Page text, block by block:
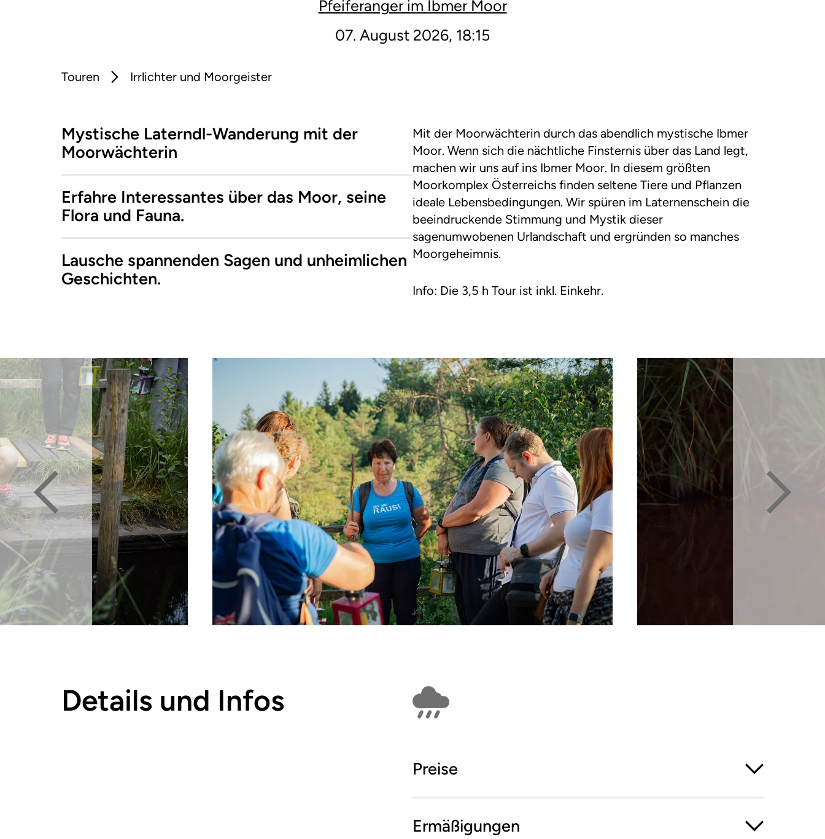
Pfeiferanger im Ibmer Moor
07. August 2026, 18:15
Touren Irrlichter und Moorgeister
Mystische Laterndl-Wanderung mit der
Moorwächterin
Erfahre Interessantes über das Moor, seine
Flora und Fauna.
Lausche spannenden Sagen und unheimlichen
Geschichten.
Mit der Moorwächterin durch das abendlich mystische Ibmer
Moor. Wenn sich die nächtliche Finsternis über das Land legt,
machen wir uns auf ins Ibmer Moor. In diesem größten
Moorkomplex Österreichs finden seltene Tiere und Pflanzen
ideale Lebensbedingungen. Wir spüren im Laternenschein die
beeindruckende Stimmung und Mystik dieser
sagenumwobenen Urlandschaft und ergründen so manches
Moorgeheimnis.
Info: Die 3,5 h Tour ist inkl. Einkehr.
Details und Infos
Preise
Ermäßigungen